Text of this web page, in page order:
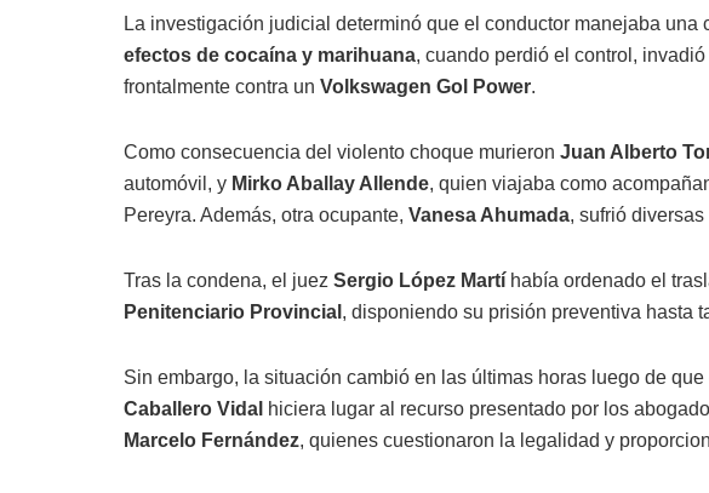
La investigación judicial determinó que el conductor manejaba una
efectos de cocaína y marihuana, cuando perdió el control,
frontalmente contra un Volkswagen Gol Power.
Como consecuencia del violento choque murieron Juan Alberto
automóvil, y Mirko Aballay Allende, quien viajaba como
Pereyra. Además, otra ocupante, Vanesa Ahumada, sufrió
Tras la condena, el juez Sergio López Martí había ordenado el
Penitenciario Provincial , disponiendo su prisión preventiva hasta
Sin embargo, la situación cambió en las últimas horas luego de
Caballero Vidal hiciera lugar al recurso presentado por los
Marcelo Fernández, quienes cuestionaron la legalidad y